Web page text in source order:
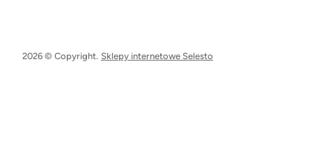
2026 © Copyright. Sklepy internetowe Selesto